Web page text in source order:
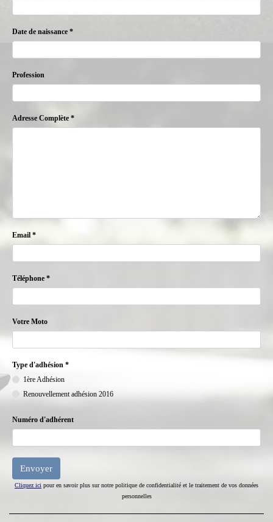
Date de naissance *
Profession
Adresse Complète *
Email *
Téléphone *
Votre Moto
Type d'adhésion *
1ère Adhésion
Renouvellement adhésion 2016
Numéro d'adhérent
Cliquez ici pour en savoir plus sur notre politique de confidentialité et le traitement de vos données
personnelles